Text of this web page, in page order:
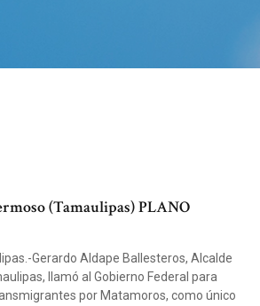
(Tamaulipas) PLANO
Gerardo Aldape Ballesteros, Alcalde
llamó al Gobierno Federal para
por Matamoros, como único